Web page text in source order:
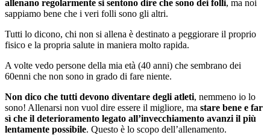
allenano regolarmente si sentono dire che sono dei folli, ma noi
sappiamo bene che i veri folli sono gli altri.
Tutti lo dicono, chi non si allena è destinato a peggiorare il proprio
fisico e la propria salute in maniera molto rapida.
A volte vedo persone della mia età (40 anni) che sembrano dei
60enni che non sono in grado di fare niente.
Non dico che tutti devono diventare degli atleti, nemmeno io lo
sono! Allenarsi non vuol dire essere il migliore, ma stare bene e far
sì che il deterioramento legato all’invecchiamento avanzi il più
lentamente possibile. Questo è lo scopo dell’allenamento.